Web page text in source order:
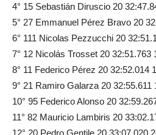
4° 15 Sebastián Diruscio 20
5° 27 Emmanuel Pérez Bravo 20
6° 111 Nicolas Pezzucchi 20
7° 12 Nicolás Trosset 20 32:51.763
8° 11 Federico Pérez 20 32:52.014
9° 21 Ramiro Galarza 20 32:55.611
10° 95 Federico Alonso 20
11° 82 Mauricio Lambiris 20
12° 20 Pedro Gentile 20 33:07.020